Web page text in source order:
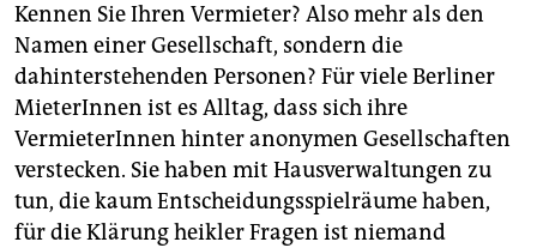
unterstützen
abo
genossenschaft
epaper login
Kennen Sie Ihren Vermieter? Also mehr als den
Namen einer Gesellschaft, sondern die
dahinterstehenden Personen? Für viele Berliner
MieterInnen ist es Alltag, dass sich ihre
VermieterInnen hinter anonymen Gesellschaften
verstecken. Sie haben mit Hausverwaltungen zu
tun, die kaum Entscheidungsspielräume haben,
für die Klärung heikler Fragen ist niemand